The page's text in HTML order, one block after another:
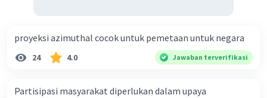
proyeksi azimuthal cocok untuk pemetaan untuk negara
24 4.0 Jawaban terverifikasi
Partisipasi masyarakat diperlukan dalam upaya